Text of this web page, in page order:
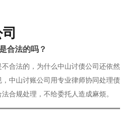
合法的吗？
合法的，为什么中山讨债公司还依然
中山讨账公司用专业律师协同处理债
合规处理，不给委托人造成麻烦。